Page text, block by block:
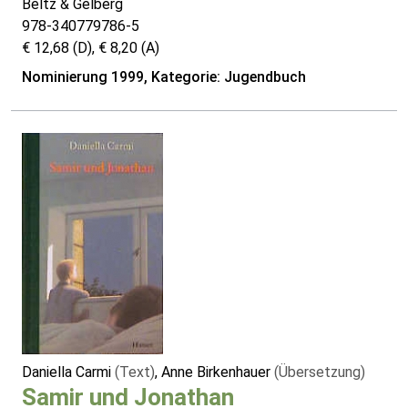
Beltz & Gelberg
978-340779786-5
€ 12,68 (D), € 8,20 (A)
Nominierung 1999, Kategorie: Jugendbuch
Daniella Carmi (Text), Anne Birkenhauer (Übersetzung)
Samir und Jonathan